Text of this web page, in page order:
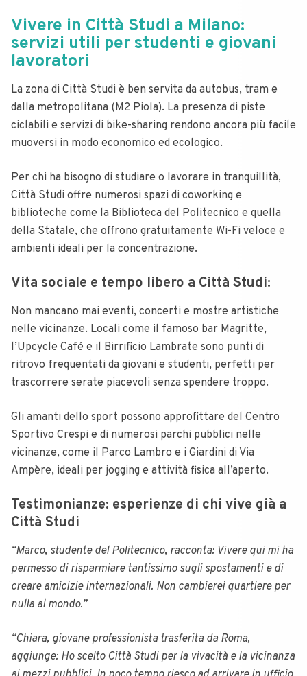
Vivere in Città Studi a Milano:
servizi utili per studenti e giovani
lavoratori
La zona di Città Studi è ben servita da autobus, tram e
dalla metropolitana (M2 Piola). La presenza di piste
ciclabili e servizi di bike-sharing rendono ancora più facile
muoversi in modo economico ed ecologico.
Per chi ha bisogno di studiare o lavorare in tranquillità,
Città Studi offre numerosi spazi di coworking e
biblioteche come la Biblioteca del Politecnico e quella
della Statale, che offrono gratuitamente Wi-Fi veloce e
ambienti ideali per la concentrazione.
Vita sociale e tempo libero a Città Studi:
Non mancano mai eventi, concerti e mostre artistiche
nelle vicinanze. Locali come il famoso bar Magritte,
l’Upcycle Café e il Birrificio Lambrate sono punti di
ritrovo frequentati da giovani e studenti, perfetti per
trascorrere serate piacevoli senza spendere troppo.
Gli amanti dello sport possono approfittare del Centro
Sportivo Crespi e di numerosi parchi pubblici nelle
vicinanze, come il Parco Lambro e i Giardini di Via
Ampère, ideali per jogging e attività fisica all’aperto.
Testimonianze: esperienze di chi vive già a
Città Studi
“Marco, studente del Politecnico, racconta: Vivere qui mi ha
permesso di risparmiare tantissimo sugli spostamenti e di
creare amicizie internazionali. Non cambierei quartiere per
nulla al mondo.”
“Chiara, giovane professionista trasferita da Roma,
aggiunge: Ho scelto Città Studi per la vivacità e la vicinanza